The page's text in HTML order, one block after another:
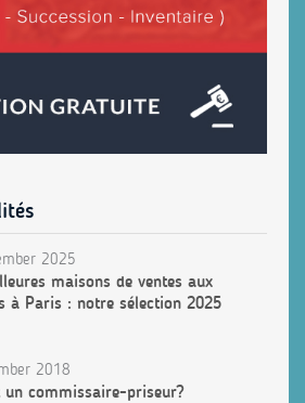
2025
maisons de ventes aux
à Paris : notre sélection 2025
2018
un commissaire-priseur?